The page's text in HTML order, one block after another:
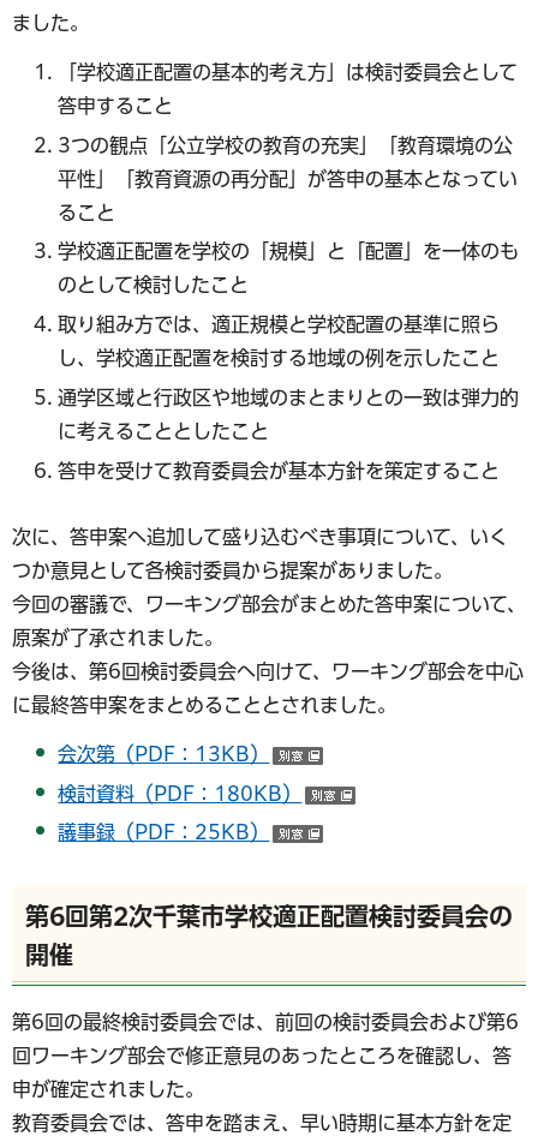
ました。
「学校適正配置の基本的考え方」は検討委員会として
答申すること
3つの観点「公立学校の教育の充実」「教育環境の公
平性」「教育資源の再分配」が答申の基本となってい
ること
学校適正配置を学校の「規模」と「配置」を一体のも
のとして検討したこと
取り組み方では、適正規模と学校配置の基準に照ら
し、学校適正配置を検討する地域の例を示したこと
通学区域と行政区や地域のまとまりとの一致は弾力的
に考えることとしたこと
答申を受けて教育委員会が基本方針を策定すること
次に、答申案へ追加して盛り込むべき事項について、いく
つか意見として各検討委員から提案がありました。
今回の審議で、ワーキング部会がまとめた答申案について、
原案が了承されました。
今後は、第6回検討委員会へ向けて、ワーキング部会を中心
に最終答申案をまとめることとされました。
会次第（PDF：13KB）
検討資料（PDF：180KB）
議事録（PDF：25KB）
第6回第2次千葉市学校適正配置検討委員会の
開催
第6回の最終検討委員会では、前回の検討委員会および第6
回ワーキング部会で修正意見のあったところを確認し、答
申が確定されました。
教育委員会では、答申を踏まえ、早い時期に基本方針を定